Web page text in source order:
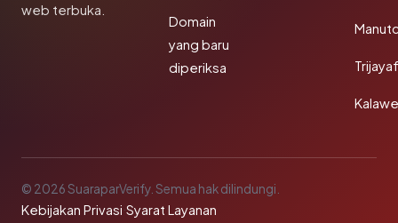
web terbuka.
Domain
yang baru
diperiksa
© 2026 SuaraparVerify. Semua hak dilindungi.
Kebijakan Privasi·Syarat Layanan